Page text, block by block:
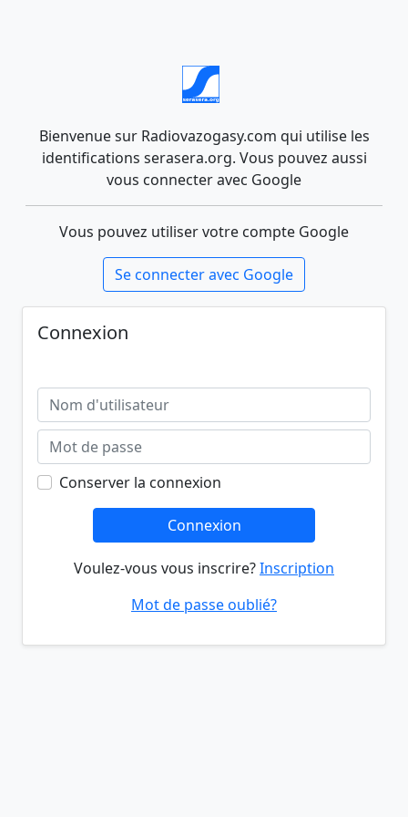
Bienvenue sur Radiovazogasy.com qui utilise les
identifications serasera.org. Vous pouvez aussi
vous connecter avec Google
Vous pouvez utiliser votre compte Google
Se connecter avec Google
Connexion
Conserver la connexion
Connexion
Voulez-vous vous inscrire?Inscription
Mot de passe oublié?